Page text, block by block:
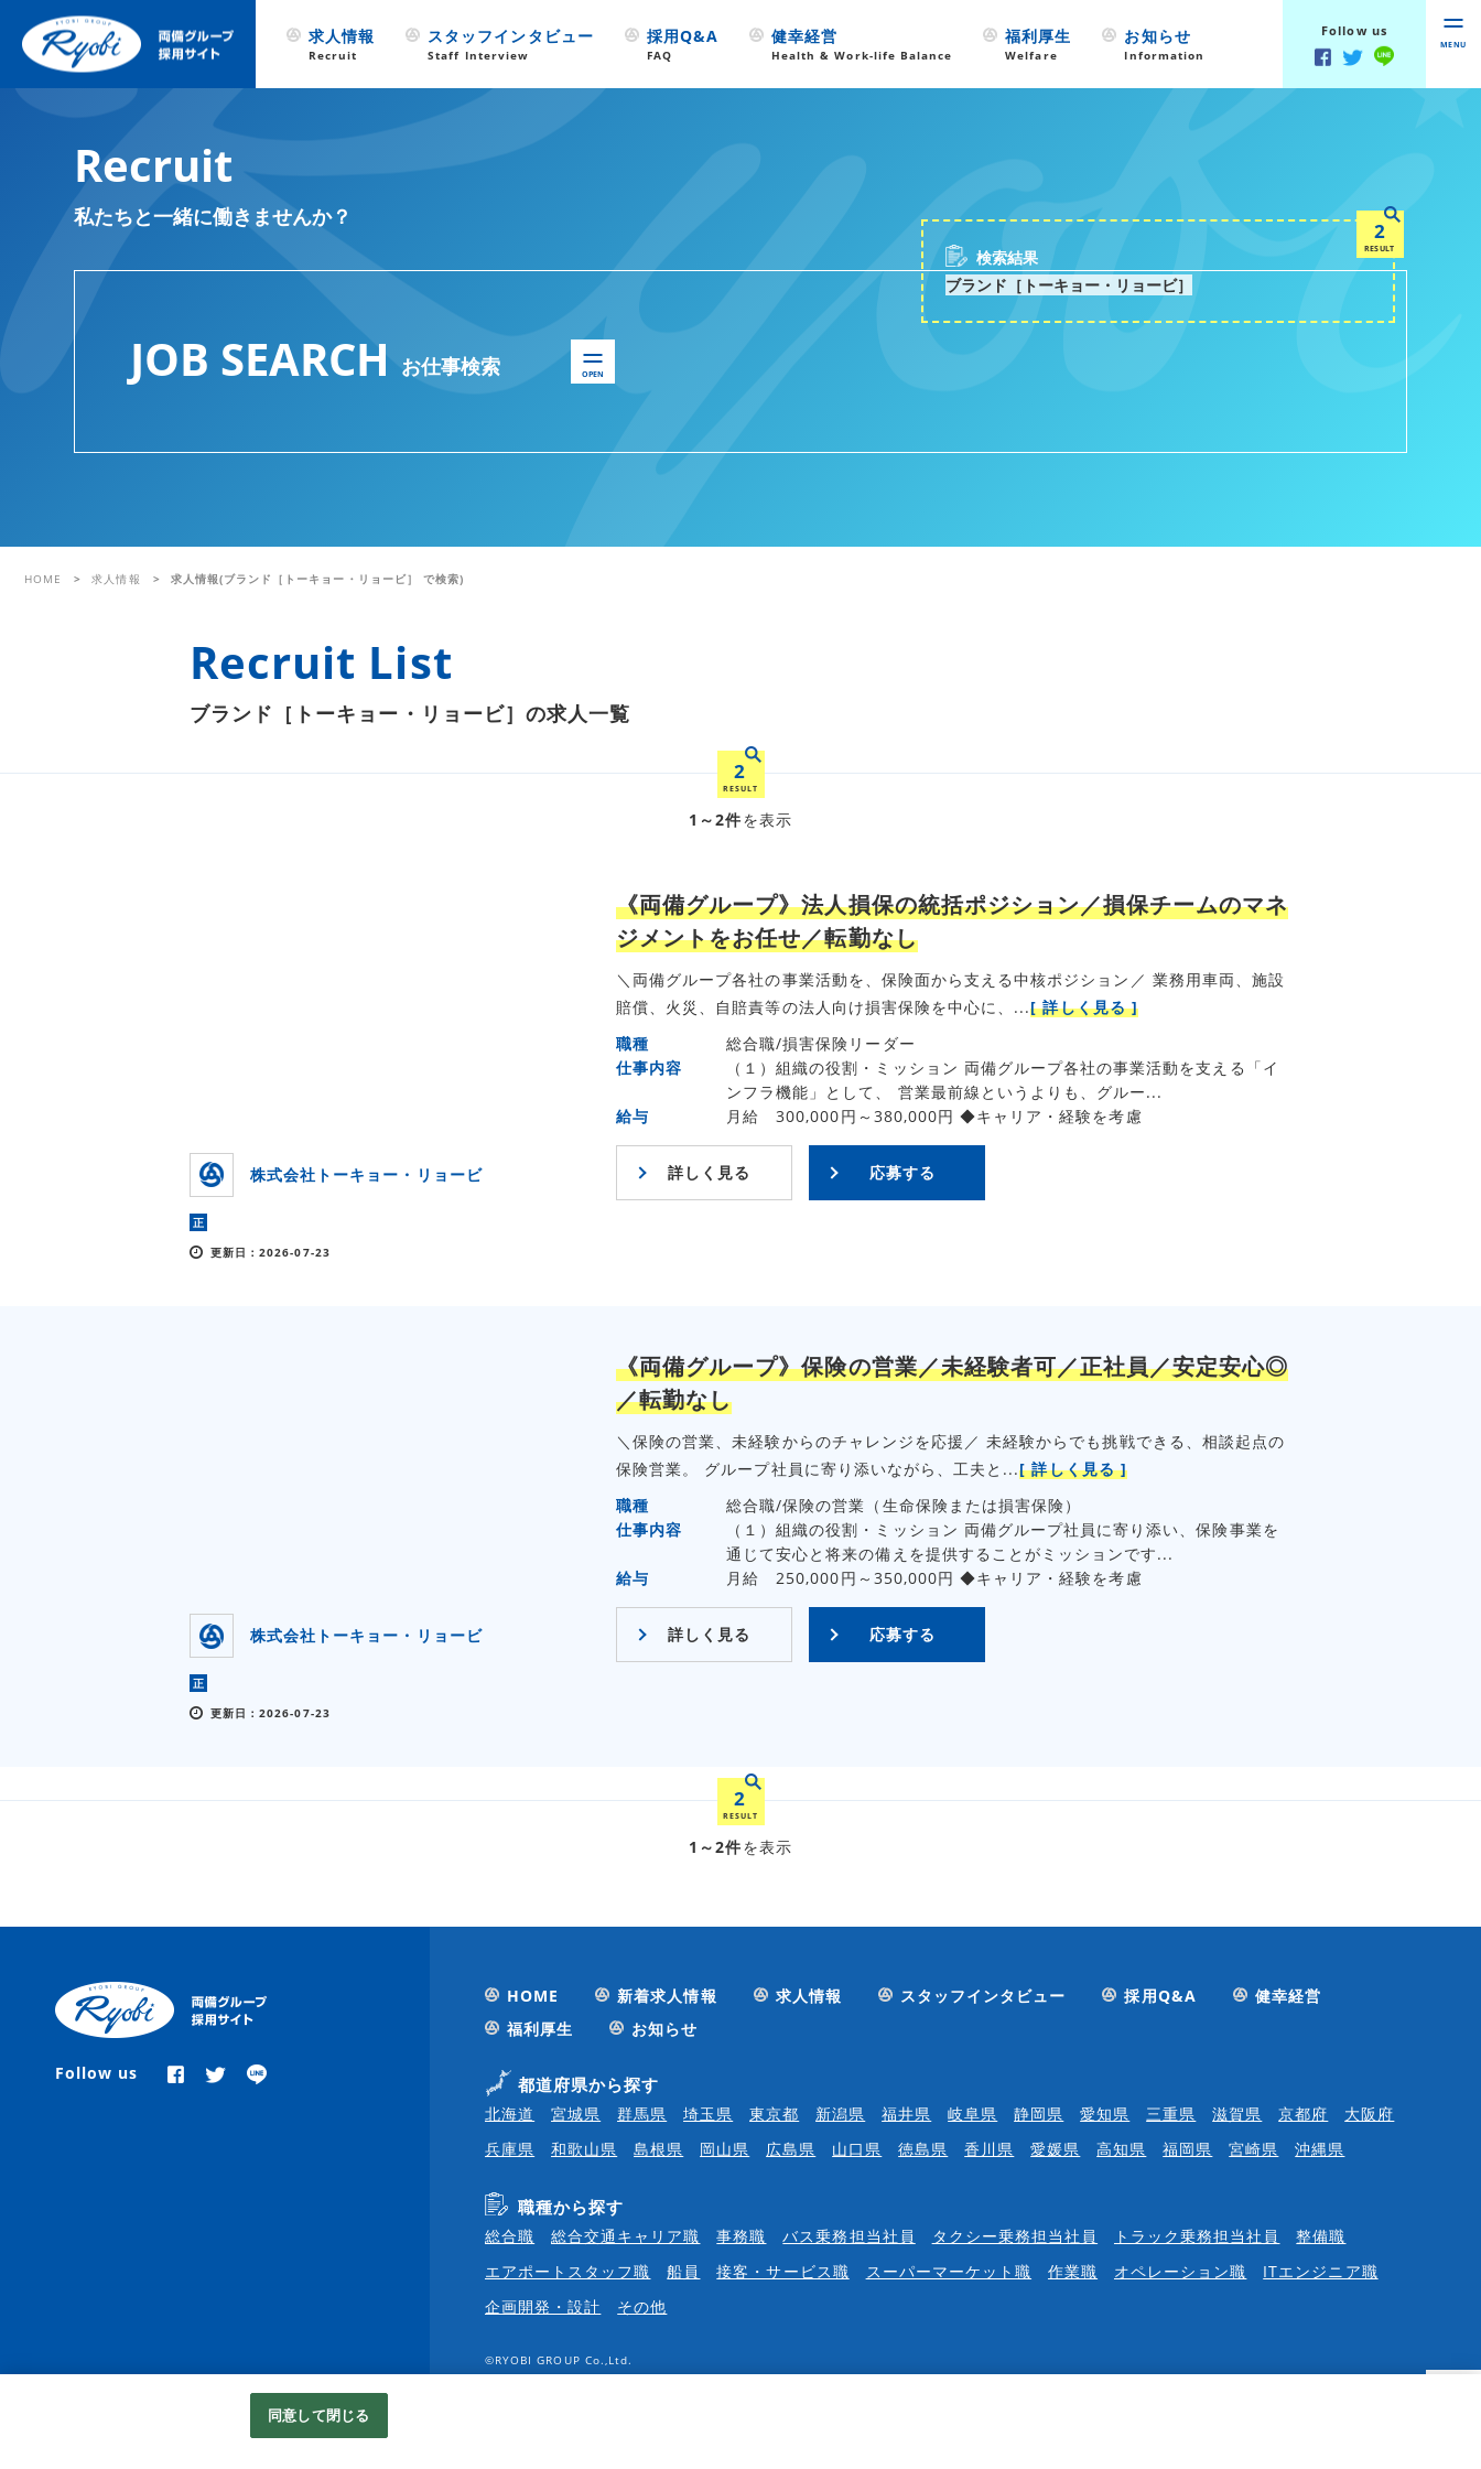
求人情報
Recruit
スタッフインタビュー
Staff Interview
採用Q&A
FAQ
健幸経営
Health & Work-life Balance
福利厚生
Welfare
お知らせ
Information
Follow us
Recruit
私たちと一緒に働きませんか？
JOB SEARCH お仕事検索 OPEN
検索結果
ブランド［トーキョー・リョービ］
2
RESULT
MENU
HOME 求人情報 求人情報(ブランド［トーキョー・リョービ］ で検索)
Recruit List
ブランド［トーキョー・リョービ］の求人一覧
2
RESULT
1～2件を表示
株式会社トーキョー・リョービ
正
更新日：2026-07-23
《両備グループ》法人損保の統括ポジション／損保チームのマネ
ジメントをお任せ／転勤なし
＼両備グループ各社の事業活動を、保険面から支える中核ポジション／ 業務用車両、施設
賠償、火災、自賠責等の法人向け損害保険を中心に、...[ 詳しく見る ]
職種
総合職/損害保険リーダー
仕事内容
（１）組織の役割・ミッション 両備グループ各社の事業活動を支える「イ
ンフラ機能」として、 営業最前線というよりも、グルー...
給与
月給 300,000円～380,000円 ◆キャリア・経験を考慮
詳しく見る 応募する
株式会社トーキョー・リョービ
正
更新日：2026-07-23
《両備グループ》保険の営業／未経験者可／正社員／安定安心◎
／転勤なし
＼保険の営業、未経験からのチャレンジを応援／ 未経験からでも挑戦できる、相談起点の
保険営業。 グループ社員に寄り添いながら、工夫と...[ 詳しく見る ]
職種
総合職/保険の営業（生命保険または損害保険）
仕事内容
（１）組織の役割・ミッション 両備グループ社員に寄り添い、保険事業を
通じて安心と将来の備えを提供することがミッションです...
給与
月給 250,000円～350,000円 ◆キャリア・経験を考慮
詳しく見る 応募する
2
RESULT
1～2件を表示
Follow us
HOME 新着求人情報 求人情報 スタッフインタビュー 採用Q&A
健幸経営
福利厚生
お知らせ
都道府県から探す
北海道 宮城県 群馬県 埼玉県 東京都 新潟県 福井県 岐阜県 静岡県 愛知県 三重県 滋賀県 京都府
大阪府
兵庫県
和歌山県 島根県 岡山県 広島県 山口県 徳島県 香川県 愛媛県 高知県 福岡県 宮崎県 沖縄県
職種から探す
総合職 総合交通キャリア職 事務職 バス乗務担当社員 タクシー乗務担当社員 トラック乗務担当社員
整備職
エアポートスタッフ職
船員 接客・サービス職 スーパーマーケット職 作業職 オペレーション職
ITエンジニア職
企画開発・設計
その他
©RYOBI GROUP Co.,Ltd.
同意して閉じる